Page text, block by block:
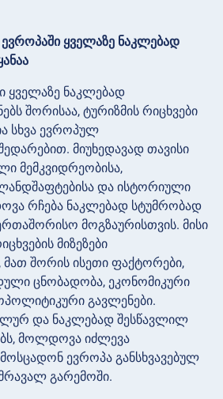
ყველაზე ნაკლებად
ნაკლებად
შორისაა, ტურიზმის რიცხვები
სხვა ევროპულ
მიუხედავად თავისი
მემკვიდრეობისა,
და ისტორიული
რჩება ნაკლებად სტუმრობად
მოგზაურისთვის. მისი
მიზეზები
შორის ისეთი ფაქტორები,
ცნობადობა, ეკონომიკური
გავლენები.
და ნაკლებად შესწავლილ
მოლდოვა იძლევა
ევროპა განსხვავებულ
გარემოში.